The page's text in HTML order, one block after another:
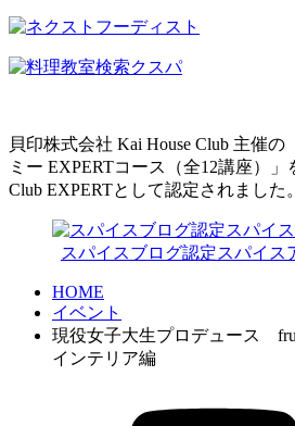
貝印株式会社 Kai House Club 主催の
ミー EXPERTコース（全12講座）」
Club EXPERTとして認定されました。
スパイスブログ認定スパイス
HOME
イベント
現役女子大生プロデュース
インテリア編